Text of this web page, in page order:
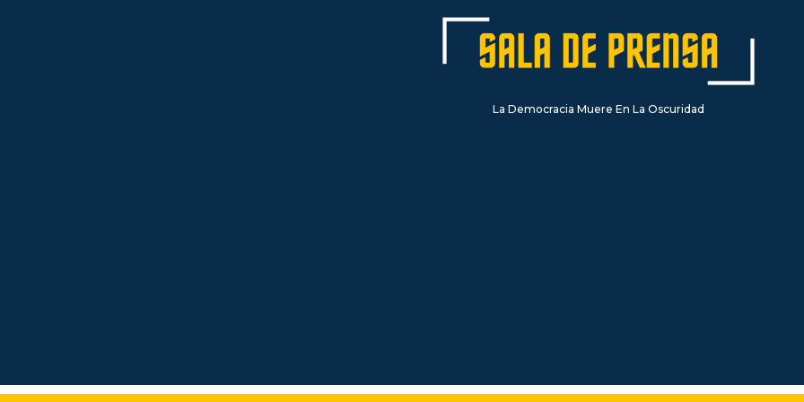
La Democracia Muere En La Oscuridad